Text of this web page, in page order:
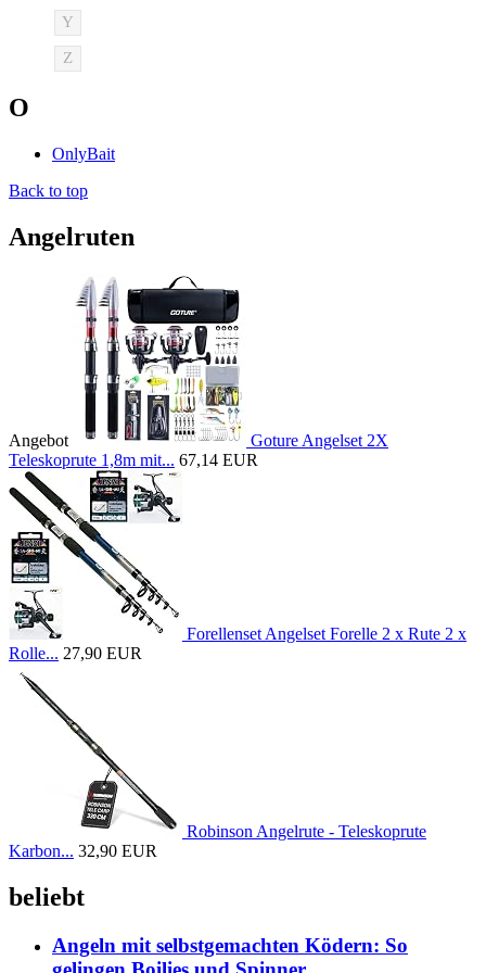
Y
Z
O
OnlyBait
Back to top
Angelruten
Angebot
Goture Angelset 2X
Teleskoprute 1,8m mit... 67,14 EUR
Forellenset Angelset Forelle 2 x Rute 2 x
Rolle... 27,90 EUR
Robinson Angelrute - Teleskoprute
Karbon... 32,90 EUR
beliebt
Angeln mit selbstgemachten Ködern: So